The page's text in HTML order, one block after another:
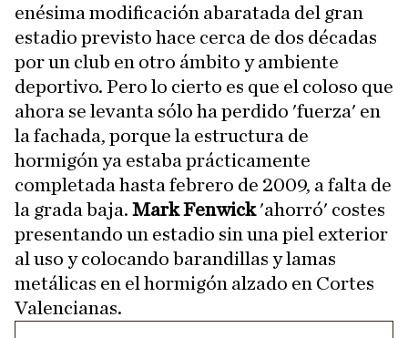
enésima modificación abaratada del gran
estadio previsto hace cerca de dos décadas
por un club en otro ámbito y ambiente
deportivo. Pero lo cierto es que el coloso que
ahora se levanta sólo ha perdido 'fuerza' en
la fachada, porque la estructura de
hormigón ya estaba prácticamente
completada hasta febrero de 2009, a falta de
la grada baja. Mark Fenwick'ahorró' costes
presentando un estadio sin una piel exterior
al uso y colocando barandillas y lamas
metálicas en el hormigón alzado en Cortes
Valencianas.